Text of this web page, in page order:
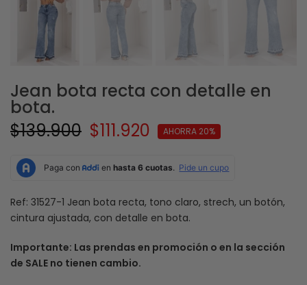
Jean bota recta con detalle en
bota.
$139.900 $111.920 AHORRA 20%
Ref: 31527-1 Jean bota recta, tono claro, strech, un botón,
cintura ajustada, con detalle en bota.
Importante: Las prendas en promoción o en la sección
de SALE no tienen cambio.